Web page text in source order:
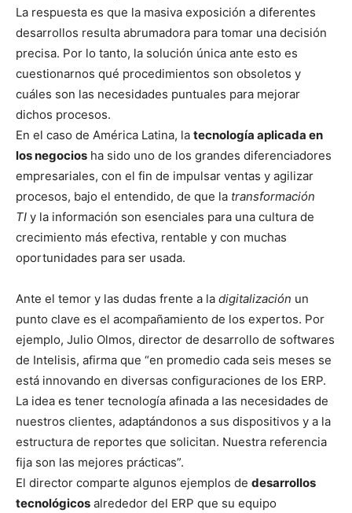
La respuesta es que la masiva exposición a diferentes
desarrollos resulta abrumadora para tomar una decisión
precisa. Por lo tanto, la solución única ante esto es
cuestionarnos qué procedimientos son obsoletos y
cuáles son las necesidades puntuales para mejorar
dichos procesos.
En el caso de América Latina, la tecnología aplicada en
los negocios ha sido uno de los grandes diferenciadores
empresariales, con el fin de impulsar ventas y agilizar
procesos, bajo el entendido, de que la transformación
TI y la información son esenciales para una cultura de
crecimiento más efectiva, rentable y con muchas
oportunidades para ser usada.
Ante el temor y las dudas frente a la digitalización un
punto clave es el acompañamiento de los expertos. Por
ejemplo, Julio Olmos, director de desarrollo de softwares
de Intelisis, afirma que “en promedio cada seis meses se
está innovando en diversas configuraciones de los ERP.
La idea es tener tecnología afinada a las necesidades de
nuestros clientes, adaptándonos a sus dispositivos y a la
estructura de reportes que solicitan. Nuestra referencia
fija son las mejores prácticas”.
El director comparte algunos ejemplos de desarrollos
tecnológicos alrededor del ERP que su equipo